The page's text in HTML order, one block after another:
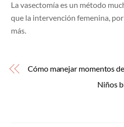
La vasectomía es un método
que la intervención femenina,
más.
Cómo manejar momentos
Niños